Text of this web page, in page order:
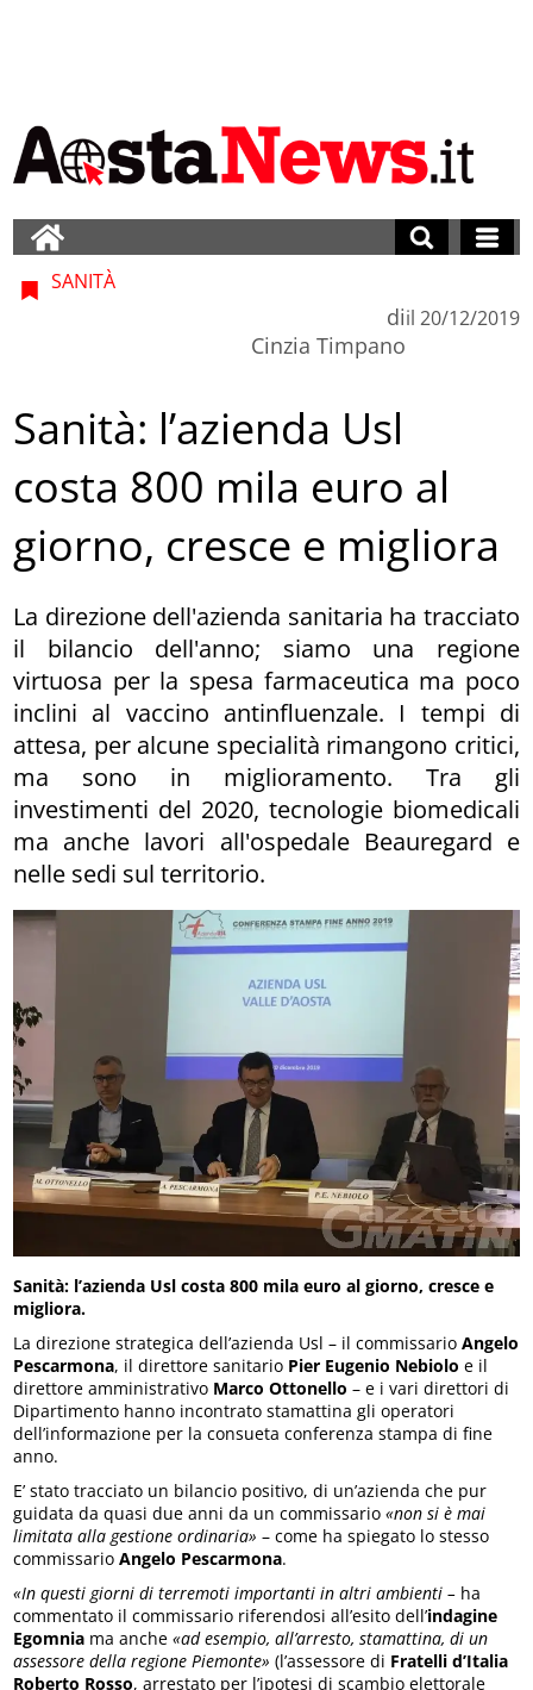
SANITÀ
di
Cinzia Timpano
il 20/12/2019
Sanità: l’azienda Usl
costa 800 mila euro al
giorno, cresce e migliora
La direzione dell'azienda sanitaria ha tracciato
il bilancio dell'anno; siamo una regione
virtuosa per la spesa farmaceutica ma poco
inclini al vaccino antinfluenzale. I tempi di
attesa, per alcune specialità rimangono critici,
ma sono in miglioramento. Tra gli
investimenti del 2020, tecnologie biomedicali
ma anche lavori all'ospedale Beauregard e
nelle sedi sul territorio.
Sanità: l’azienda Usl costa 800 mila euro al giorno, cresce e
migliora.
La direzione strategica dell’azienda Usl – il commissario Angelo
Pescarmona, il direttore sanitario Pier Eugenio Nebiolo e il
direttore amministrativo Marco Ottonello – e i vari direttori di
Dipartimento hanno incontrato stamattina gli operatori
dell’informazione per la consueta conferenza stampa di fine
anno.
E’ stato tracciato un bilancio positivo, di un’azienda che pur
guidata da quasi due anni da un commissario«non si è mai
limitata alla gestione ordinaria» – come ha spiegato lo stesso
commissarioAngelo Pescarmona.
«In questi giorni di terremoti importanti in altri ambienti – ha
commentato il commissario riferendosi all’esito dell’indagine
Egomnia ma anche«ad esempio, all’arresto, stamattina, di un
assessore della regione Piemonte» (l’assessore di Fratelli d’Italia
Roberto Rosso, arrestato per l’ipotesi di scambio elettorale